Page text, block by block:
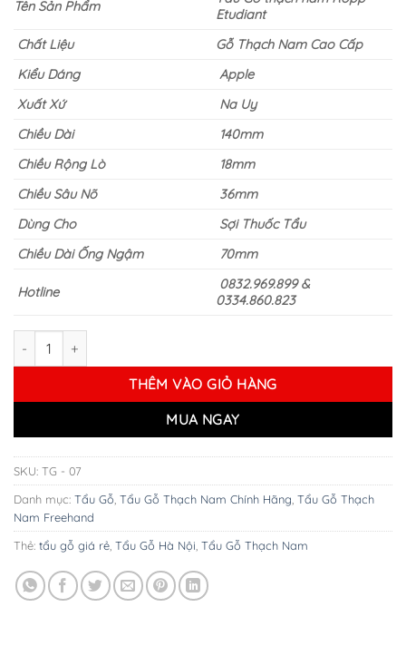
1.300.000 ₫.là:
1.050.000 ₫.
Tên Sản Phẩm
Etudiant
Chất Liệu
Gỗ Thạch Nam Cao Cấp
Kiểu Dáng
Apple
Xuất Xứ
Na Uy
Chiều Dài
140mm
Chiều Rộng Lò
18mm
Chiều Sâu Nõ
36mm
Dùng Cho
Sợi Thuốc Tẩu
Chiều Dài Ống Ngậm
70mm
Hotline
0832.969.899 &
0334.860.823
Tẩu Gỗ Thạch Nam Ropp Etudiant số lượng
THÊM VÀO GIỎ HÀNG
MUA NGAY
SKU: TG - 07
Danh mục: Tẩu Gỗ Tẩu Gỗ Thạch Nam Chính Hãng Tẩu Gỗ Thạch
Nam Freehand
Thẻ: tẩu gỗ giá rẻ Tẩu Gỗ Hà Nội Tẩu Gỗ Thạch Nam